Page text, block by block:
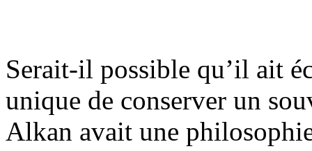
Serait-il possible qu’il ait
unique de conserver un
Alkan avait une